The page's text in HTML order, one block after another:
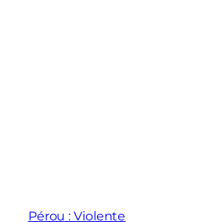
Pérou : Violente